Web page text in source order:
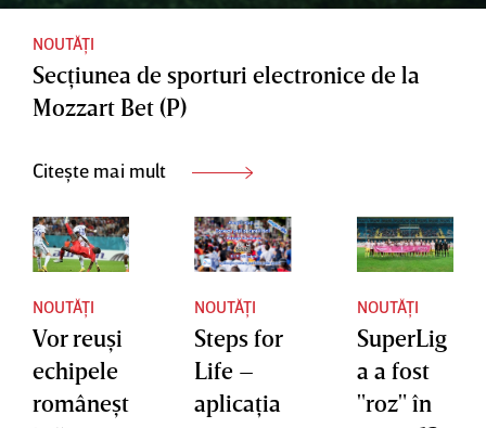
NOUTĂȚI
Secţiunea de sporturi electronice de la
Mozzart Bet (P)
Citește mai mult
NOUTĂȚI
Vor reuşi
echipele
româneşt
NOUTĂȚI
Steps for
Life –
aplicaţia
NOUTĂȚI
SuperLig
a a fost
"roz" în